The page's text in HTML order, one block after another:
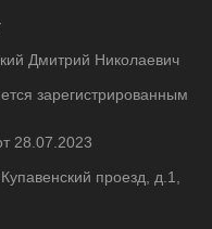
Дмитрий Николаевич
зарегистрированным
28.07.2023
проезд, д.1,